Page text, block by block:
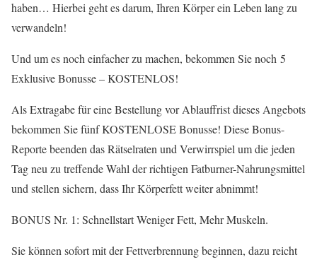
haben… Hierbei geht es darum, Ihren Körper ein Leben lang zu
verwandeln!
Und um es noch einfacher zu machen, bekommen Sie noch 5
Exklusive Bonusse – KOSTENLOS!
Als Extragabe für eine Bestellung vor Ablauffrist dieses Angebots
bekommen Sie fünf KOSTENLOSE Bonusse! Diese Bonus-
Reporte beenden das Rätselraten und Verwirrspiel um die jeden
Tag neu zu treffende Wahl der richtigen Fatburner-Nahrungsmittel
und stellen sichern, dass Ihr Körperfett weiter abnimmt!
BONUS Nr. 1: Schnellstart Weniger Fett, Mehr Muskeln.
Sie können sofort mit der Fettverbrennung beginnen, dazu reicht